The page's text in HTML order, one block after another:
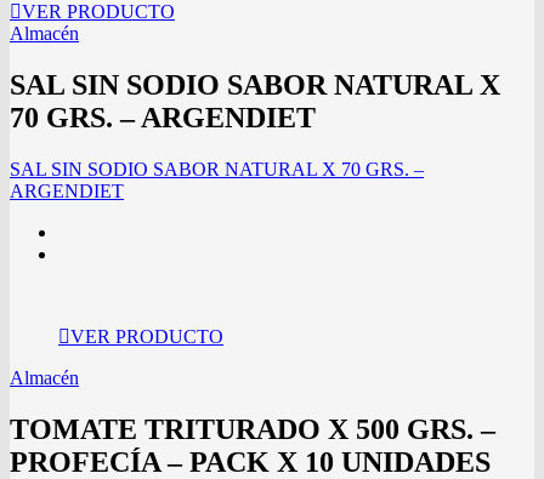
VER PRODUCTO
Almacén
SAL SIN SODIO SABOR NATURAL X
70 GRS. – ARGENDIET
SAL SIN SODIO SABOR NATURAL X 70 GRS. –
ARGENDIET
VER PRODUCTO
Almacén
TOMATE TRITURADO X 500 GRS. –
PROFECÍA – PACK X 10 UNIDADES